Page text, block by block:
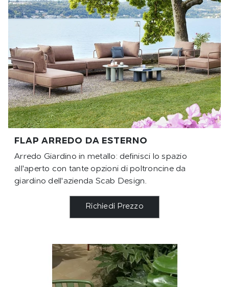
FLAP ARREDO DA ESTERNO
Arredo Giardino in metallo: definisci lo spazio
all'aperto con tante opzioni di poltroncine da
giardino dell'azienda Scab Design.
Richiedi Prezzo